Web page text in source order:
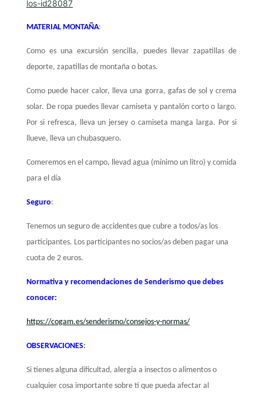
los-id28087
MATERIAL MONTAÑA:
Como es una excursión sencilla, puedes llevar zapatillas de
deporte, zapatillas de montaña o botas.
Como puede hacer calor, lleva una gorra, gafas de sol y crema
solar. De ropa puedes llevar camiseta y pantalón corto o largo.
Por si refresca, lleva un jersey o camiseta manga larga. Por si
llueve, lleva un chubasquero.
Comeremos en el campo, llevad agua (mínimo un litro) y comida
para el día
Seguro:
Tenemos un seguro de accidentes que cubre a todos/as los
participantes. Los participantes no socios/as deben pagar una
cuota de 2 euros.
Normativa y recomendaciones de Senderismo que debes
conocer:
https://cogam.es/senderismo/consejos-y-normas/
OBSERVACIONES:
Si tienes alguna dificultad, alergia a insectos o alimentos o
cualquier cosa importante sobre ti que pueda afectar al